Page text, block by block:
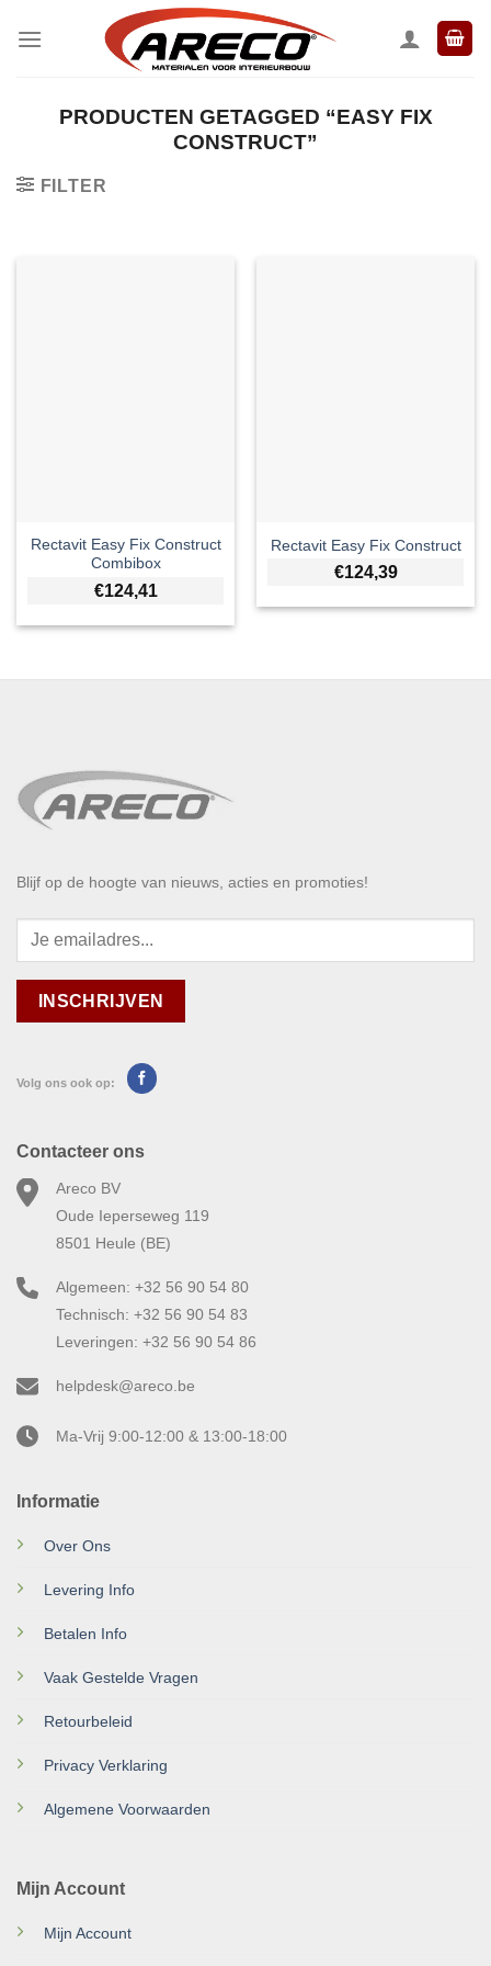
naar
PRODUCTEN GETAGGED “EASY FIX
CONSTRUCT”
FILTER
Rectavit Easy Fix Construct
Combibox
€124,41
Rectavit Easy Fix Construct
€124,39
Blijf op de hoogte van nieuws, acties en promoties!
Volg ons ook op:
Informatie
Over Ons
Levering Info
Betalen Info
Vaak Gestelde Vragen
Retourbeleid
Privacy Verklaring
Algemene Voorwaarden
Mijn Account
Mijn Account
Contacteer ons
Areco BV
Oude Ieperseweg 119
8501 Heule (BE)
Algemeen: +32 56 90 54 80
Technisch: +32 56 90 54 83
Leveringen: +32 56 90 54 86
helpdesk@areco.be
Ma-Vrij 9:00-12:00 & 13:00-18:00